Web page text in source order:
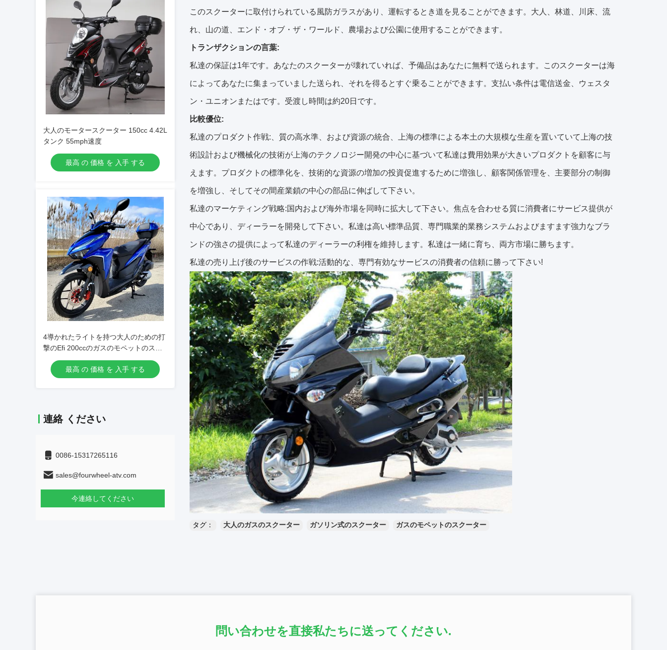
大人のモータースクーター 150cc 4.42L
タンク 55mph速度
最高 の 価格 を 入手 する
4導かれたライトを持つ大人のための打
撃のEfi 200ccのガスのモペットのスク
ーター
最高 の 価格 を 入手 する
連絡 ください
0086-15317265116
sales@fourwheel-atv.com
今連絡してください
このスクーターに取付けられている風防ガラスがあり、運転するとき道を見ることができます。 大人、林道、川床、流
れ、山の道、 エンド・オブ・ザ・ワールド、農場および公園に使用することができます。
トランザクションの言葉:
私達の保証は1年です。あなたのスクーターが壊れていれば、予備品はあなたに無料で送られます。このスクーターは海
によってあなたに集まっていました送られ、それを得るとすぐ乗ることができます。支払い条件は電信送金、ウェスタ
ン・ユニオンまたはです。受渡し時間は約20日です。
比較優位:
私達のプロダクト作戦:、質の高水準、および資源の統合、上海の標準による本土の大規模な生産を置いていて上海の技
術設計および機械化の技術が上海のテクノロジー開発の中心に基づいて私達は費用効果が大きいプロダクトを顧客に与
えます。プロダクトの標準化を、技術的な資源の増加の投資促進するために増強し、顧客関係管理を、主要部分の制御
を増強し、そしてその間産業鎖の中心の部品に伸ばして下さい。
私達のマーケティング戦略:国内および海外市場を同時に拡大して下さい。焦点を合わせる質に消費者にサービス提供が
中心であり、ディーラーを開発して下さい。私達は高い標準品質、専門職業的業務システムおよびますます強力なブラ
ンドの強さの提供によって私達のディーラーの利権を維持します。私達は一緒に育ち、両方市場に勝ちます。
私達の売り上げ後のサービスの作戦:活動的な、専門有効なサービスの消費者の信頼に勝って下さい!
タグ： 大人のガスのスクーター ガソリン式のスクーター ガスのモペットのスクーター
問い合わせを直接私たちに送ってください.